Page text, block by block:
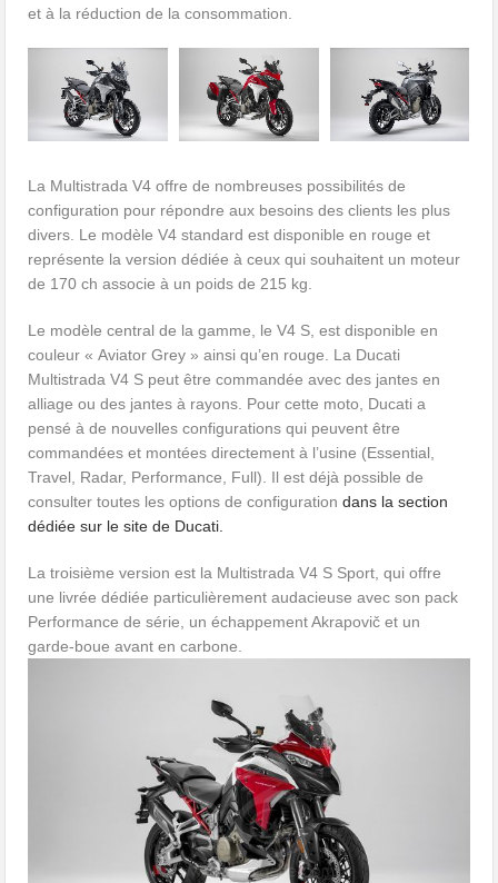
et à la réduction de la consommation.
La Multistrada V4 offre de nombreuses possibilités de
configuration pour répondre aux besoins des clients les plus
divers. Le modèle V4 standard est disponible en rouge et
représente la version dédiée à ceux qui souhaitent un moteur
de 170 ch associe à un poids de 215 kg.
Le modèle central de la gamme, le V4 S, est disponible en
couleur « Aviator Grey » ainsi qu’en rouge. La Ducati
Multistrada V4 S peut être commandée avec des jantes en
alliage ou des jantes à rayons. Pour cette moto, Ducati a
pensé à de nouvelles configurations qui peuvent être
commandées et montées directement à l’usine (Essential,
Travel, Radar, Performance, Full). Il est déjà possible de
consulter toutes les options de configurationdans la section
dédiée sur le site de Ducati.
La troisième version est la Multistrada V4 S Sport, qui offre
une livrée dédiée particulièrement audacieuse avec son pack
Performance de série, un échappement Akrapovič et un
garde-boue avant en carbone.